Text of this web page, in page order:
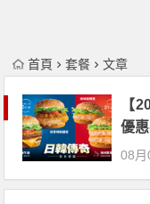
首頁 套餐 文章
【
優
08月